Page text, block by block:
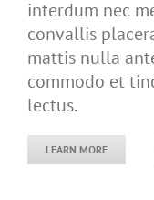
interdum nec
convallis
mattis nulla
commodo et
lectus.
LEARN MORE